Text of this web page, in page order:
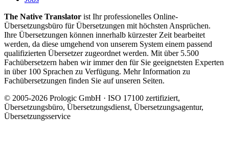
The Native Translator ist Ihr professionelles Online-
Übersetzungsbüro für Übersetzungen mit höchsten Ansprüchen.
Ihre Übersetzungen können innerhalb kürzester Zeit bearbeitet
werden, da diese umgehend von unserem System einem passend
qualifizierten Übersetzer zugeordnet werden. Mit über 5.500
Fachübersetzern haben wir immer den für Sie geeignetsten Experten
in über 100 Sprachen zu Verfügung. Mehr Information zu
Fachübersetzungen finden Sie auf unseren Seiten.
© 2005-2026 Prologic GmbH · ISO 17100 zertifiziert,
Übersetzungsbüro, Übersetzungsdienst, Übersetzungsagentur,
Übersetzungsservice